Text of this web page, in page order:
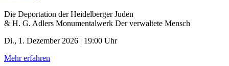
Die Deportation der ­Heidelberger Juden
& H. G. Adlers Monumentalwerk Der verwaltete Mensch
Di., 1. Dezember 2026 | 19:00 Uhr
Mehr erfahren